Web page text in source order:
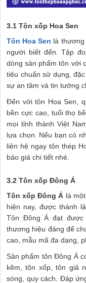
3.1 Tôn xốp Hoa Sen
Tôn Hoa Sen là thương
người biết đến. Tập
dòng sản phẩm tôn với
tiêu chuẩn sử dụng,
sự an tâm và tin tưởng
Đến với tôn Hoa Sen,
bền cực cao, tuổi thọ
mọi tỉnh thành Việt
lựa chọn. Nếu bạn có
liên hệ ngay tôn thép
báo giá chi tiết nhé.
3.2 Tôn xốp Đông Á
Tôn xốp Đông Á là
hiện nay, được thành
Tôn Đông Á đạt
thương hiệu đáng để
cao, mẫu mã đa dạng,
Sản phẩm tôn Đông Á
kẽm, tôn xốp, tôn giả
sóng, quy cách. Đáp